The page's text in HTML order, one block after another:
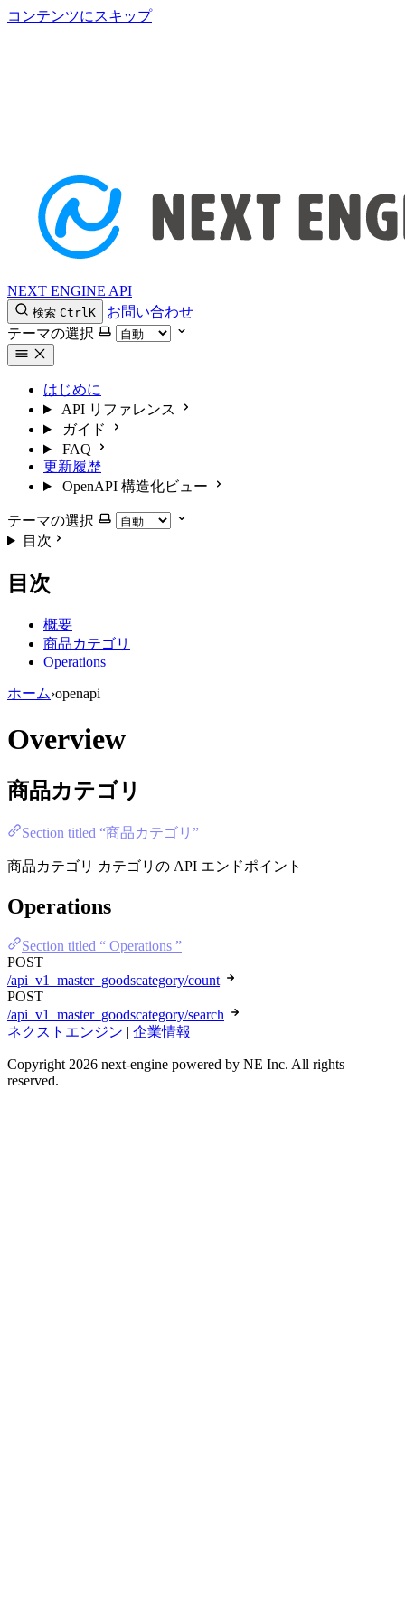
コンテンツにスキップ
NEXT ENGINE API
検索 CtrlK
お問い合わせ
テーマの選択
はじめに
API リファレンス
ガイド
FAQ
更新履歴
OpenAPI 構造化ビュー
テーマの選択
目次
目次
概要
商品カテゴリ
Operations
ホーム›openapi
Overview
商品カテゴリ
Section titled “商品カテゴリ”
商品カテゴリ カテゴリの API エンドポイント
Operations
Section titled “ Operations ”
POST
/api_v1_master_goodscategory/count
POST
/api_v1_master_goodscategory/search
ネクストエンジン | 企業情報
Copyright 2026 next-engine powered by NE Inc. All rights
reserved.